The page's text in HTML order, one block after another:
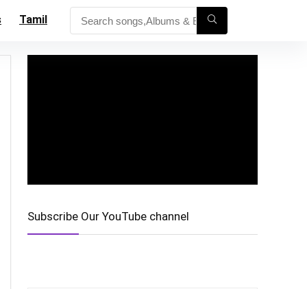
Tamil
Subscribe Our YouTube channel